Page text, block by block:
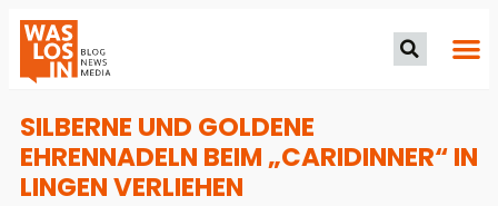
SILBERNE UND GOLDENE
EHRENNADELN BEIM „CARIDINNER“ IN
LINGEN VERLIEHEN